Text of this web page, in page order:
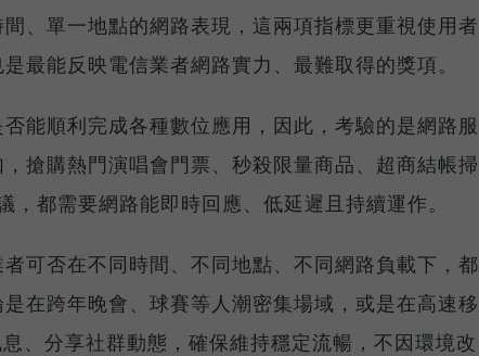
、單一地點的網路表現，這兩項指標更重視使用者
最能反映電信業者網路實力、最難取得的獎項。
能順利完成各種數位應用，因此，考驗的是網路服
搶購熱門演唱會門票、秒殺限量商品、超商結帳掃
都需要網路能即時回應、低延遲且持續運作。
可否在不同時間、不同地點、不同網路負載下，都
在跨年晚會、球賽等人潮密集場域，或是在高速移
、分享社群動態，確保維持穩定流暢，不因環境改